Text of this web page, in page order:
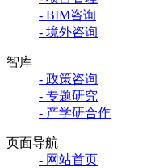
- BIM咨询
- 境外咨询
智库
- 政策咨询
- 专题研究
- 产学研合作
页面导航
- 网站首页